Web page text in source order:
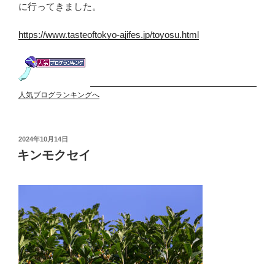
に行ってきました。
https://www.tasteoftokyo-ajifes.jp/toyosu.html
人気ブログランキングへ
投
稿
日:
2024年10月14日
キンモクセイ